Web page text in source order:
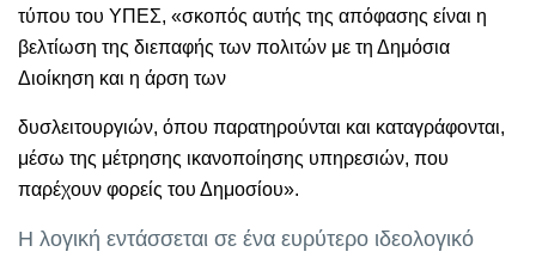
τύπου του ΥΠΕΣ, «σκοπός αυτής της απόφασης είναι η
βελτίωση της διεπαφής των πολιτών με τη Δημόσια
Διοίκηση και η άρση των
δυσλειτουργιών, όπου παρατηρούνται και καταγράφονται,
μέσω της μέτρησης ικανοποίησης υπηρεσιών, που
παρέχουν φορείς του Δημοσίου».
Η λογική εντάσσεται σε ένα ευρύτερο ιδεολογικό